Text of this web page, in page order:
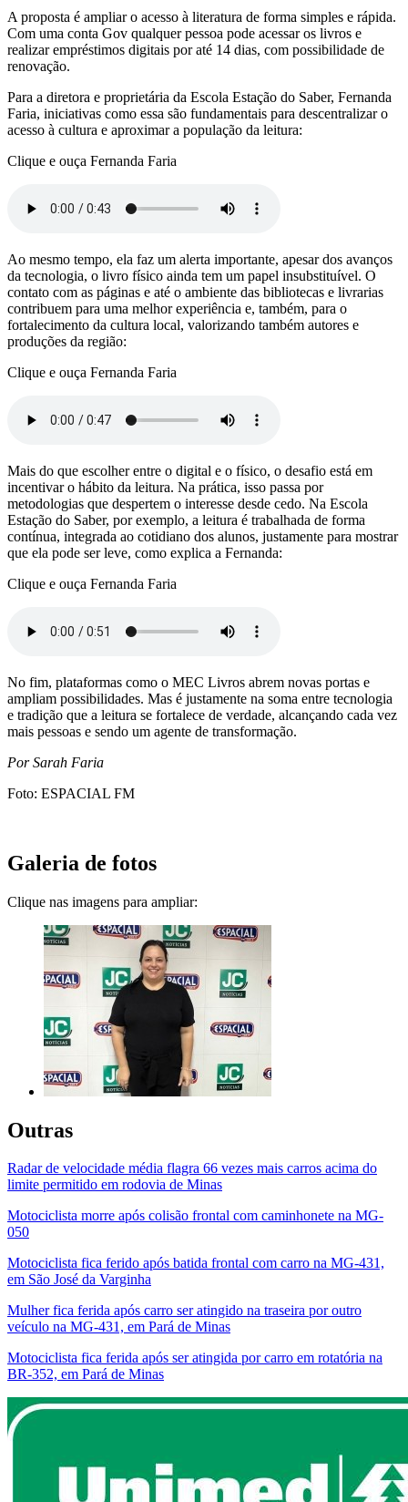
A proposta é ampliar o acesso à literatura de forma simples e rápida.
Com uma conta Gov qualquer pessoa pode acessar os livros e
realizar empréstimos digitais por até 14 dias, com possibilidade de
renovação.
Para a diretora e proprietária da Escola Estação do Saber, Fernanda
Faria, iniciativas como essa são fundamentais para descentralizar o
acesso à cultura e aproximar a população da leitura:
Clique e ouça Fernanda Faria
Ao mesmo tempo, ela faz um alerta importante, apesar dos avanços
da tecnologia, o livro físico ainda tem um papel insubstituível. O
contato com as páginas e até o ambiente das bibliotecas e livrarias
contribuem para uma melhor experiência e, também, para o
fortalecimento da cultura local, valorizando também autores e
produções da região:
Clique e ouça Fernanda Faria
Mais do que escolher entre o digital e o físico, o desafio está em
incentivar o hábito da leitura. Na prática, isso passa por
metodologias que despertem o interesse desde cedo. Na Escola
Estação do Saber, por exemplo, a leitura é trabalhada de forma
contínua, integrada ao cotidiano dos alunos, justamente para mostrar
que ela pode ser leve, como explica a Fernanda:
Clique e ouça Fernanda Faria
No fim, plataformas como o MEC Livros abrem novas portas e
ampliam possibilidades. Mas é justamente na soma entre tecnologia
e tradição que a leitura se fortalece de verdade, alcançando cada vez
mais pessoas e sendo um agente de transformação.
Por Sarah Faria
Foto: ESPACIAL FM
Galeria de fotos
Clique nas imagens para ampliar:
Outras
Radar de velocidade média flagra 66 vezes mais carros acima do
limite permitido em rodovia de Minas
Motociclista morre após colisão frontal com caminhonete na MG-
050
Motociclista fica ferido após batida frontal com carro na MG-431,
em São José da Varginha
Mulher fica ferida após carro ser atingido na traseira por outro
veículo na MG-431, em Pará de Minas
Motociclista fica ferida após ser atingida por carro em rotatória na
BR-352, em Pará de Minas